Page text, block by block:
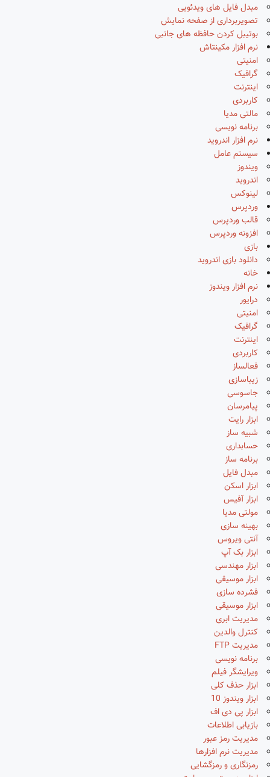
مبدل فایل های ویدئویی
تصویربرداری از صفحه نمایش
بوتیبل کردن حافظه های جانبی
نرم افزار مکینتاش
امنیتی
گرافیک
اینترنت
کاربردی
مالتی مدیا
برنامه نویسی
نرم افزار اندروید
سیستم عامل
ویندوز
اندروید
لینوکس
وردپرس
قالب وردپرس
افزونه وردپرس
بازی
دانلود بازی اندروید
خانه
نرم افزار ویندوز
درایور
امنیتی
گرافیک
اینترنت
کاربردی
فعالساز
زیباسازی
جاسوسی
پیامرسان
ابزار رایت
شبیه ساز
حسابداری
برنامه ساز
مبدل فایل
ابزار اسکن
ابزار آفیس
مولتی مدیا
بهینه سازی
آنتی ویروس
ابزار بک آپ
ابزار مهندسی
ابزار موسیقی
فشرده سازی
ابزار موسیقی
مدیریت ابری
کنترل والدین
مدیریت FTP
برنامه نویسی
ویرایشگر فیلم
ابزار حذف کلی
ابزار ویندوز 10
ابزار پی دی اف
بازیابی اطلاعات
مدیریت رمز عبور
مدیریت نرم افزارها
رمزنگاری و رمزگشایی